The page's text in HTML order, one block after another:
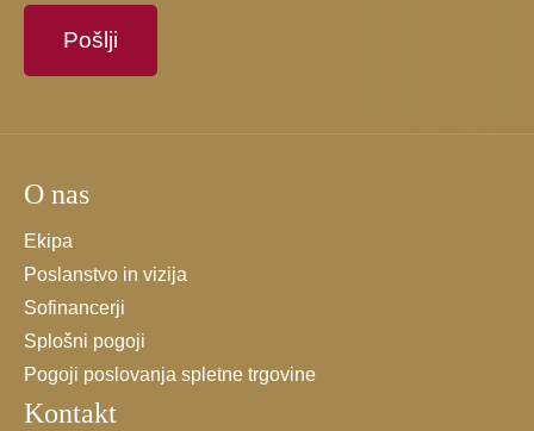
strinjate
*
O nas
Ekipa
Poslanstvo in vizija
Sofinancerji
Splošni pogoji
Pogoji poslovanja spletne trgovine
Kontakt